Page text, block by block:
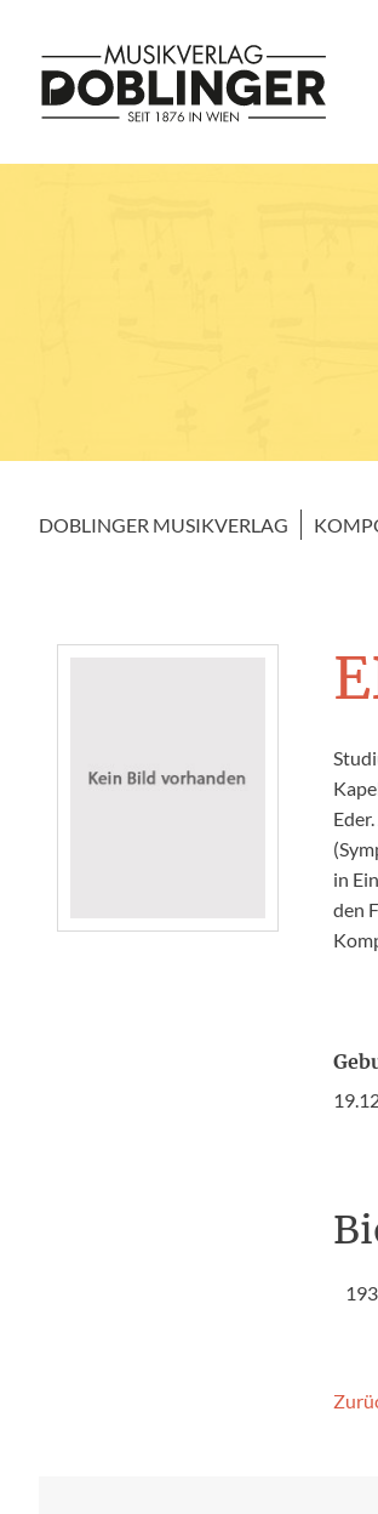
DOBLINGER MUSIKVERLAG
in
den